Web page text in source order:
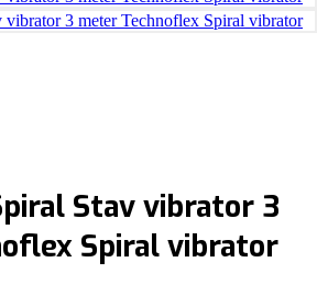
Stav vibrator 3
Spiral vibrator